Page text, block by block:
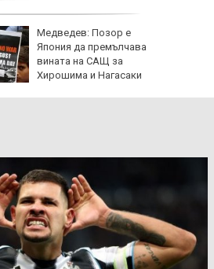
Медведев: Позор е
Япония да премълчава
вината на САЩ за
Хирошима и Нагасаки